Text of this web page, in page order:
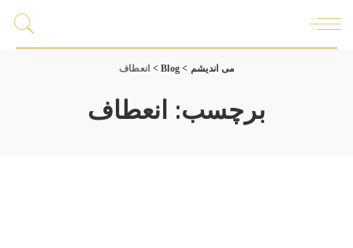
می اندیشم >
Blog
> انعطاف
برچسب: انعطاف